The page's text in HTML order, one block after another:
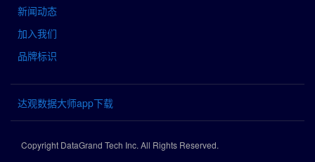
新闻动态
加入我们
品牌标识
达观数据大师app下载
Copyright DataGrand Tech Inc. All Rights Reserved.